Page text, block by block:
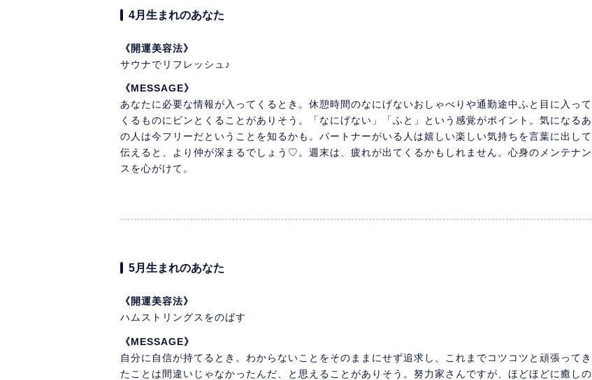
4月生まれのあなた
《開運美容法》
サウナでリフレッシュ♪
《MESSAGE》
あなたに必要な情報が入ってくるとき。休憩時間のなにげないおしゃべりや通勤途中ふと目に入って
くるものにピンとくることがありそう。「なにげない」「ふと」という感覚がポイント。気になるあ
の人は今フリーだということを知るかも。パートナーがいる人は嬉しい楽しい気持ちを言葉に出して
伝えると、より仲が深まるでしょう♡。週末は、疲れが出てくるかもしれません。心身のメンテナン
スを心がけて。
5月生まれのあなた
《開運美容法》
ハムストリングスをのばす
《MESSAGE》
自分に自信が持てるとき。わからないことをそのままにせず追求し、これまでコツコツと頑張ってき
たことは間違いじゃなかったんだ、と思えることがありそう。努力家さんですが、ほどほどに癒しの